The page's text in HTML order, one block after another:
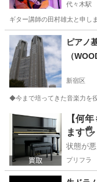
代々木駅
ギター講師の田村雄太と申し
東京 渋谷区 代々木
ピアノ
（
新宿区
◆今まで培ってきた音楽力を
東京 新宿区 ピアノ
【何
ます🖐️
状態が
プリフラ